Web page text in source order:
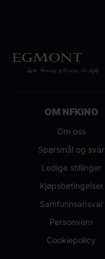
OM NFKINO
Om oss
Spørsmål og svar
Ledige stillinger
Kjøpsbetingelser
Samfunnsansvar
Personvern
Cookiepolicy